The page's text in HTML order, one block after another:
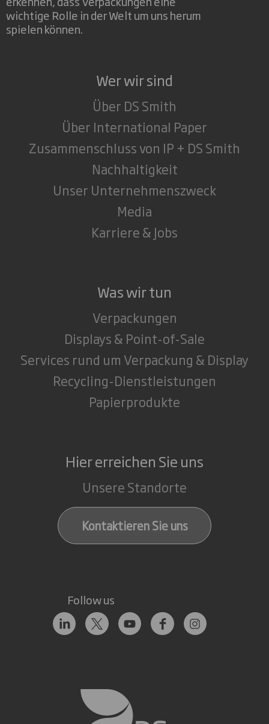
wichtige Rolle in der Welt um uns herum
spielen können.
Wer wir sind
Über DS Smith
Über International Paper
Zusammenschluss von IP + DS Smith
Nachhaltigkeit
Unser Unternehmenszweck
Media
Karriere & Jobs
Was wir tun
Verpackungen
Displays & Point-of-Sale
Services rund um Verpackung & Display
Recycling-Dienstleistungen
Papierprodukte
Hier erreichen Sie uns
Unsere Standorte
Kontaktieren Sie uns
Follow us